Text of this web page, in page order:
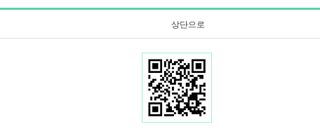
상단으로